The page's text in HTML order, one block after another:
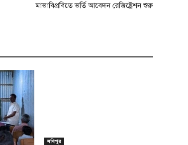
মাভাবিপ্রবিতে ভর্তি আবেদন রেজিষ্ট্রেশন শুরু
সখিপুর